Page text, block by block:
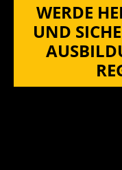
WERDE
UND